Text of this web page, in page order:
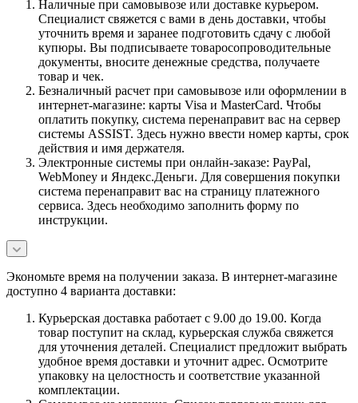
Наличные при самовывозе или доставке курьером.
Специалист свяжется с вами в день доставки, чтобы
уточнить время и заранее подготовить сдачу с любой
купюры. Вы подписываете товаросопроводительные
документы, вносите денежные средства, получаете
товар и чек.
Безналичный расчет при самовывозе или оформлении в
интернет-магазине: карты Visa и MasterCard. Чтобы
оплатить покупку, система перенаправит вас на сервер
системы ASSIST. Здесь нужно ввести номер карты, срок
действия и имя держателя.
Электронные системы при онлайн-заказе: PayPal,
WebMoney и Яндекс.Деньги. Для совершения покупки
система перенаправит вас на страницу платежного
сервиса. Здесь необходимо заполнить форму по
инструкции.
Экономьте время на получении заказа. В интернет-магазине
доступно 4 варианта доставки:
Курьерская доставка работает с 9.00 до 19.00. Когда
товар поступит на склад, курьерская служба свяжется
для уточнения деталей. Специалист предложит выбрать
удобное время доставки и уточнит адрес. Осмотрите
упаковку на целостность и соответствие указанной
комплектации.